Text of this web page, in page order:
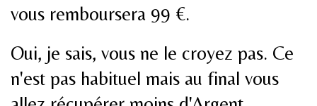
vous remboursera 99 €.
Oui, je sais, vous ne le croyez pas. Ce
n'est pas habituel mais au final vous